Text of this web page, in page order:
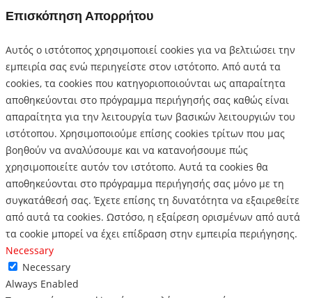
Επισκόπηση Απορρήτου
Αυτός ο ιστότοπος χρησιμοποιεί cookies για να βελτιώσει την
εμπειρία σας ενώ περιηγείστε στον ιστότοπο. Από αυτά τα
cookies, τα cookies που κατηγοριοποιούνται ως απαραίτητα
αποθηκεύονται στο πρόγραμμα περιήγησής σας καθώς είναι
απαραίτητα για την λειτουργία των βασικών λειτουργιών του
ιστότοπου. Χρησιμοποιούμε επίσης cookies τρίτων που μας
βοηθούν να αναλύσουμε και να κατανοήσουμε πώς
χρησιμοποιείτε αυτόν τον ιστότοπο. Αυτά τα cookies θα
αποθηκεύονται στο πρόγραμμα περιήγησής σας μόνο με τη
συγκατάθεσή σας. Έχετε επίσης τη δυνατότητα να εξαιρεθείτε
από αυτά τα cookies. Ωστόσο, η εξαίρεση ορισμένων από αυτά
τα cookie μπορεί να έχει επίδραση στην εμπειρία περιήγησης.
Necessary
Necessary
Always Enabled